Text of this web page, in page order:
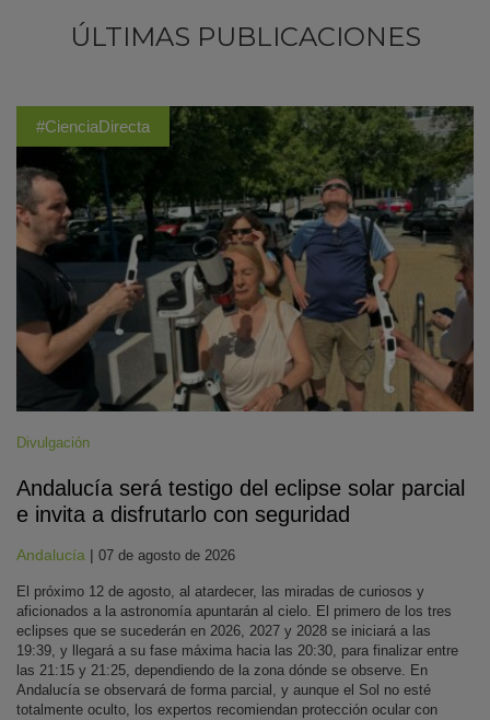
ÚLTIMAS PUBLICACIONES
#CienciaDirecta
Divulgación
Andalucía será testigo del eclipse solar parcial
e invita a disfrutarlo con seguridad
Andalucía | 07 de agosto de 2026
El próximo 12 de agosto, al atardecer, las miradas de curiosos y
aficionados a la astronomía apuntarán al cielo. El primero de los tres
eclipses que se sucederán en 2026, 2027 y 2028 se iniciará a las
19:39, y llegará a su fase máxima hacia las 20:30, para finalizar entre
las 21:15 y 21:25, dependiendo de la zona dónde se observe. En
Andalucía se observará de forma parcial, y aunque el Sol no esté
totalmente oculto, los expertos recomiendan protección ocular con